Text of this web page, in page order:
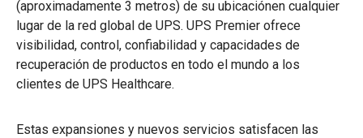
(aproximadamente 3 metros) de su ubicaciónen cualquier
lugar de la red global de UPS. UPS Premier ofrece
visibilidad, control, confiabilidad y capacidades de
recuperación de productos en todo el mundo a los
clientes de UPS Healthcare.
Estas expansiones y nuevos servicios satisfacen las